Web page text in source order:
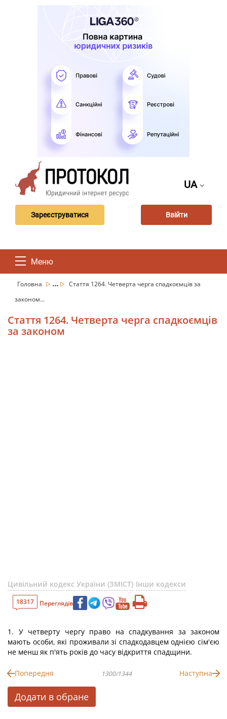
UA
Зареєструватися Ввійти
Меню
Головна ...
Стаття 1264. Четверта черга спадкоємців за
законом...
Стаття 1264. Четверта черга спадкоємців
за законом
Цивільний кодекс України (ЗМІСТ) Інши кодекси
18317 Переглядів
1. У четверту чергу право на спадкування за законом
мають особи, які проживали зі спадкодавцем однією сім'єю
не менш як п'ять років до часу відкриття спадщини.
Попередня 1300/1344 Наступна
Додати в обране